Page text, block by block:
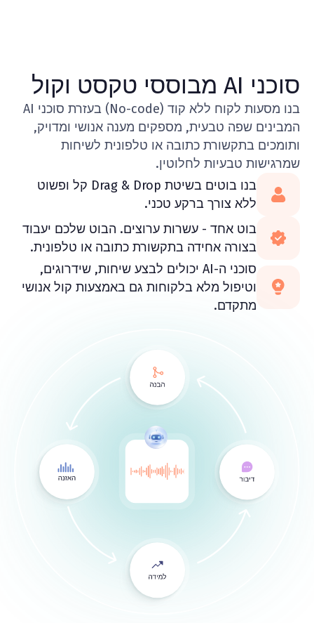
סוכני AI מבוססי טקסט וקול
בנו מסעות לקוח ללא קוד (No-code) בעזרת סוכני AI
המבינים שפה טבעית, מספקים מענה אנושי ומדויק,
ותומכים בתקשורת כתובה או טלפונית לשיחות
שמרגישות טבעיות לחלוטין.
בנו בוטים בשיטת Drag & Drop קל ופשוט
ללא צורך ברקע טכני.
בוט אחד - עשרות ערוצים. הבוט שלכם יעבוד
בצורה אחידה בתקשורת כתובה או טלפונית.
סוכני ה-AI יכולים לבצע שיחות, שידרוגים,
וטיפול מלא בלקוחות גם באמצעות קול אנושי
מתקדם.